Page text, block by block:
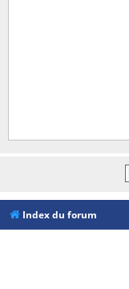
Index du forum